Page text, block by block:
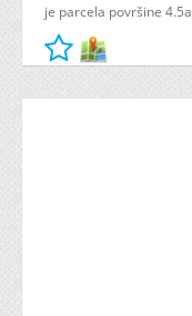
je parcela površine